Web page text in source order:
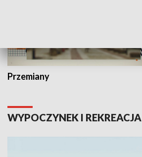
Przemiany
WYPOCZYNEK I REKREACJA